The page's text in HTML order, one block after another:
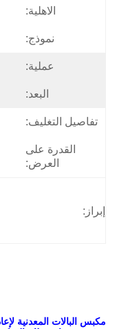
الاهلية:
نموذج:
عملية:
البعد:
تفاصيل التغليف:
القدرة على
العرض:
إبراز: